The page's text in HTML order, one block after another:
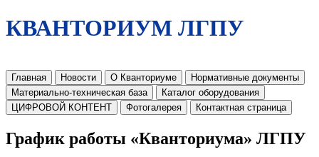
КВАНТОРИУМ ЛГПУ
Главная Новости О Кванториуме
Нормативные документы
Материально-техническая база
Каталог оборудования
ЦИФРОВОЙ КОНТЕНТ
Фотогалерея Контактная страница
График работы «Кванториума» ЛГПУ